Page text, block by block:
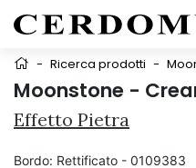
- Ricerca prodotti -
Moonstone -
Effetto Pietra
Bordo: Rettificato - 0109383